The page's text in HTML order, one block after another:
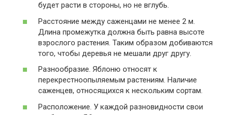
будет расти в стороны, но не вглубь.
Расстояние между саженцами не менее 2 м.
Длина промежутка должна быть равна высоте
взрослого растения. Таким образом добиваются
того, чтобы деревья не мешали друг другу.
Разнообразие. Яблоню относят к
перекрестноопыляемым растениям. Наличие
саженцев, относящихся к нескольким сортам.
Расположение. У каждой разновидности свои